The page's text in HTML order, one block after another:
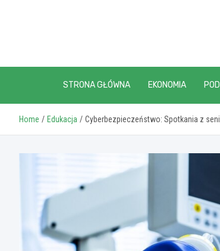
STRONA GŁÓWNA EKONOMIA
Home Edukacja Cyberbezpieczeństwo: Spotkania z